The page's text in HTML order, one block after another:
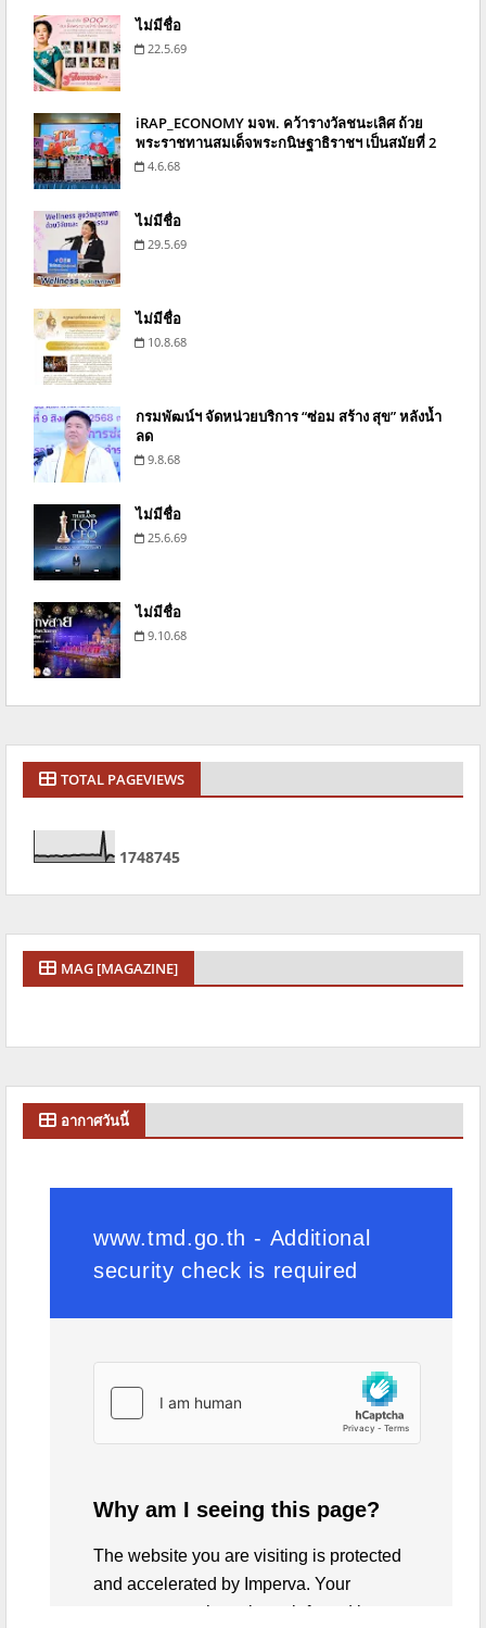
ไม่มีชื่อ
22.5.69
iRAP_ECONOMY มจพ. คว้ารางวัลชนะเลิศ ถ้วย
พระราชทานสมเด็จพระกนิษฐาธิราชฯ เป็นสมัยที่ 2
4.6.68
ไม่มีชื่อ
29.5.69
ไม่มีชื่อ
10.8.68
กรมพัฒน์ฯ จัดหน่วยบริการ “ซ่อม สร้าง สุข” หลังน้ำ
ลด
9.8.68
ไม่มีชื่อ
25.6.69
ไม่มีชื่อ
9.10.68
TOTAL PAGEVIEWS
1748745
MAG [MAGAZINE]
อากาศวันนี้